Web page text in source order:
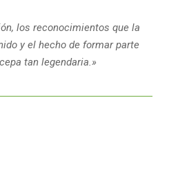
los reconocimientos que la
y el hecho de formar parte
tan legendaria.»